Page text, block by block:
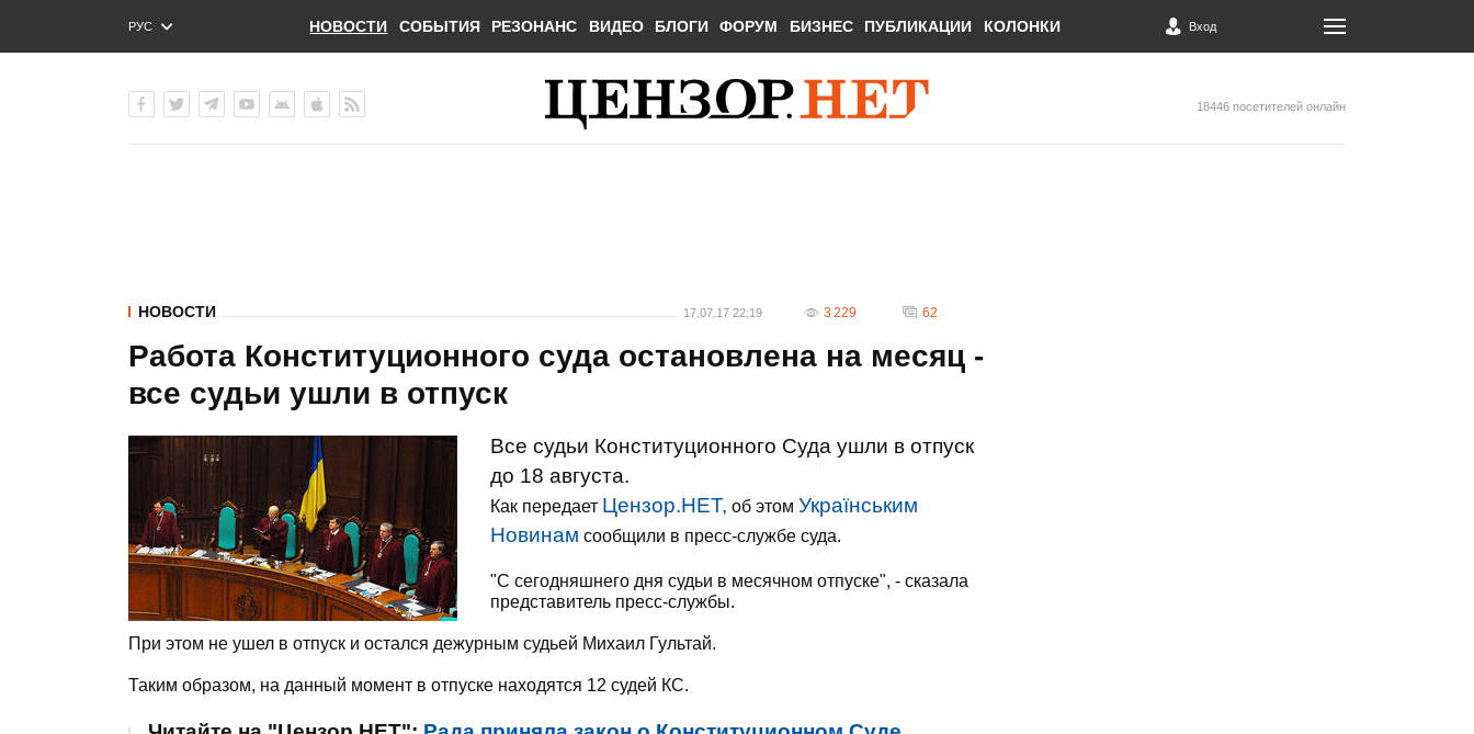
РУС
ENG
НОВОСТИ СОБЫТИЯ РЕЗОНАНС ВИДЕО БЛОГИ ФОРУМ БИЗНЕС ПУБЛИКАЦИИ КОЛОНКИ Вход
18446 посетителей онлайн
НОВОСТИ 17.07.17 22:19 3 229 62
Работа Конституционного суда остановлена на месяц -
все судьи ушли в отпуск
Все судьи Конституционного Суда ушли в отпуск
до 18 августа.
Как передает Цензор.НЕТ, об этом Українським
Новинам сообщили в пресс-службе суда.
"С сегодняшнего дня судьи в месячном отпуске", - сказала
представитель пресс-службы.
При этом не ушел в отпуск и остался дежурным судьей Михаил Гультай.
Таким образом, на данный момент в отпуске находятся 12 судей КС.